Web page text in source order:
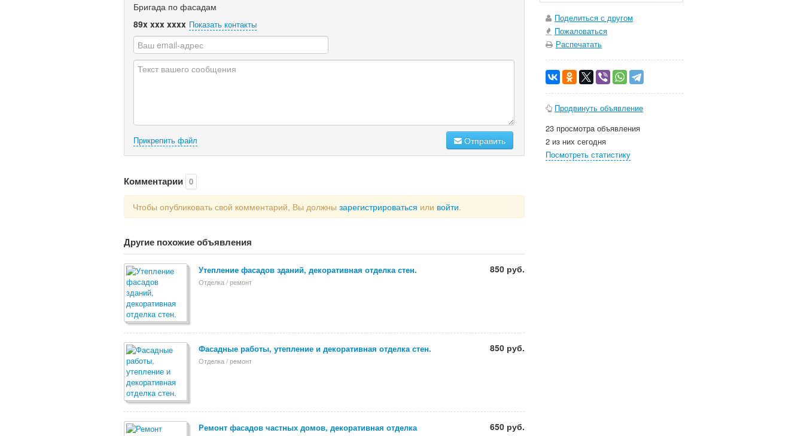
Бригада по фасадам
89x xxx xxxx Показать контакты
Прикрепить файл Отправить
Комментарии 0
Чтобы опубликовать свой комментарий, Вы должны зарегистрироваться или войти.
Другие похожие объявления
Утепление фасадов зданий, декоративная отделка стен.
Отделка / ремонт
850 руб.
Фасадные работы, утепление и декоративная отделка стен.
Отделка / ремонт
850 руб.
Ремонт фасадов частных домов, декоративная отделка 650 руб.
Поделиться с другом
Пожаловаться
Распечатать
Продвинуть объявление
23 просмотра объявления
2 из них сегодня
Посмотреть статистику